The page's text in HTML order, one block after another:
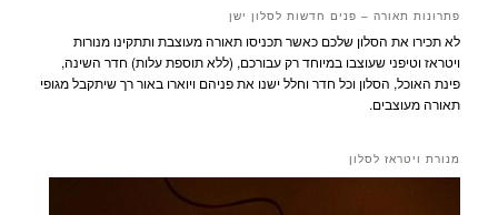
פתרונות תאורה – פנים חדשות לסלון ישן
לא תכירו את הסלון שלכם כאשר תכניסו תאורה מעוצבת ותתקינו מנורות
ויטראז וטיפני שעוצבו במיוחד רק עבורכם, (ללא תוספת עלות) חדר השינה,
פינת האוכל, הסלון וכל חדר וחלל ישנו את פניהם ויוארו באור רך שיתקבל מגופי
תאורה מעוצבים.
מנורת ויטראז לסלון